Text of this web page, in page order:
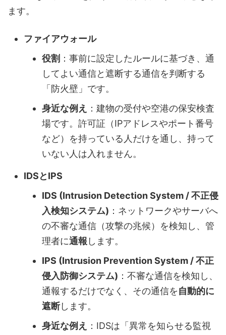
ます。
ファイアウォール
役割 ：事前に設定したルールに基づき、通
してよい通信と遮断する通信を判断する
「防火壁」です。
身近な例え
：建物の受付や空港の保安検査
場です。許可証（IPアドレスやポート番号
など）を持っている人だけを通し、持って
いない人は入れません。
IDSとIPS
IDS (Intrusion Detection System / 不正侵
入検知システム) ：ネットワークやサーバへ
の不審な通信（攻撃の兆候）を検知し、管
理者に通報 します。
IPS (Intrusion Prevention System / 不正
侵入防御システム) ：不審な通信を検知し、
通報するだけでなく、その通信を自動的に
遮断します。
身近な例え
：IDSは「異常を知らせる監視